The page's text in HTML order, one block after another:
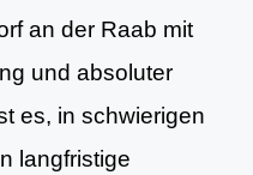
an der Raab mit
und absoluter
es, in schwierigen
langfristige